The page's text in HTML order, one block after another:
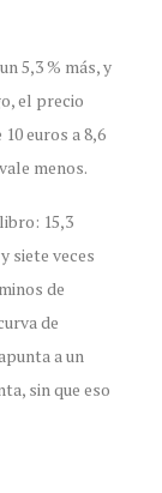
5,3 % más, y
el precio
euros a 8,6
menos.
15,3
siete veces
de
de
a un
sin que eso